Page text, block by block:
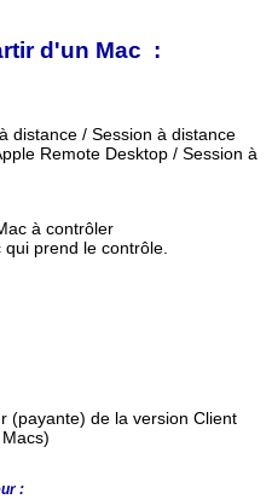
d'un Mac :
distance / Session à distance
Remote Desktop / Session à
à contrôler
prend le contrôle.
(payante) de la version Client
: